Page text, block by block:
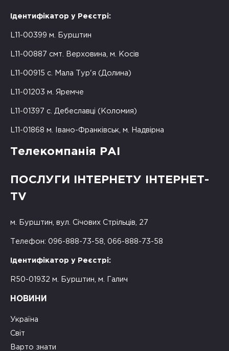
Ідентифікатор у Реєстрі:
L11-00399 м. Бурштин
L11-00887 смт. Верховина, м. Косів
L11-00915 с. Мала Тур'я (Долина)
L11-01203 м. Яремче
L11-01397 с. Дебеславці (Коломия)
L11-01868 м. Івано-Франківськ, м. Надвірна
Телекомпанія РАІ
ПОСЛУГИ ІНТЕРНЕТУ ІНТЕРНЕТ-
TV
м. Бурштин, вул. Січових Стрільців, 27
Телефон: 096-888-73-58, 066-888-73-58
Ідентифікатор у Реєстрі:
R50-01932 м. Бурштин, м. Галич
НОВИНИ
Україна
Світ
Варто знати